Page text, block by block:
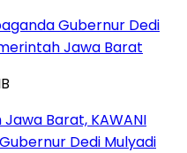
Gubernur Dedi
Jawa Barat
Barat, KAWANI
Dedi Mulyadi